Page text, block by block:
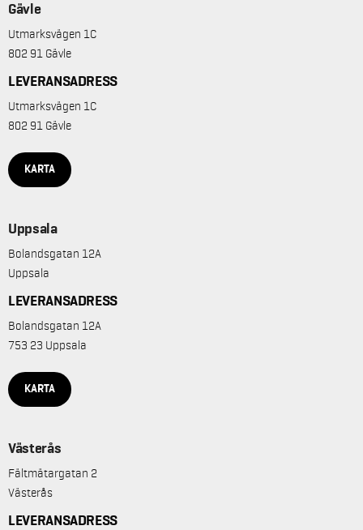
Gävle
Utmarksvägen 1C
802 91 Gävle
LEVERANSADRESS
Utmarksvägen 1C
802 91 Gävle
KARTA
Uppsala
Bolandsgatan 12A
Uppsala
LEVERANSADRESS
Bolandsgatan 12A
753 23 Uppsala
KARTA
Västerås
Fältmätargatan 2
Västerås
LEVERANSADRESS